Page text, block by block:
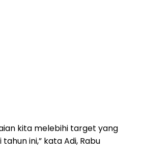
kita melebihi target yang
ini,” kata Adi, Rabu